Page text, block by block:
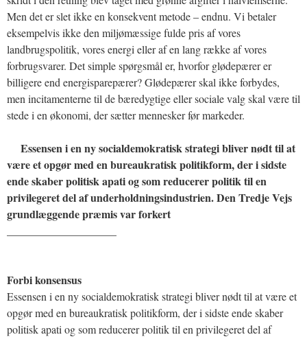
Men det er slet ikke en konsekvent metode – endnu. Vi betaler
eksempelvis ikke den miljømæssige fulde pris af vores
landbrugspolitik, vores energi eller af en lang række af vores
forbrugsvarer. Det simple spørgsmål er, hvorfor glødepærer er
billigere end energisparepærer? Glødepærer skal ikke forbydes,
men incitamenterne til de bæredygtige eller sociale valg skal være til
stede i en økonomi, der sætter mennesker før markeder.
Essensen i en ny socialdemokratisk strategi bliver nødt til at
være et opgør med en bureaukratisk politikform, der i sidste
ende skaber politisk apati og som reducerer politik til en
privilegeret del af underholdningsindustrien. Den Tredje Vejs
grundlæggende præmis var forkert
Forbi konsensus
Essensen i en ny socialdemokratisk strategi bliver nødt til at være et
opgør med en bureaukratisk politikform, der i sidste ende skaber
politisk apati og som reducerer politik til en privilegeret del af